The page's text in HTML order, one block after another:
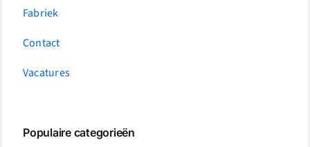
Fabriek
Contact
Vacatures
Populaire categorieën